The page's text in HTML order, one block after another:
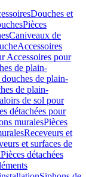
Douches et
Pièces
Caniveaux de
Accessoires
Accessoires pour
de plain-
de plain-
de plain-
de sol pour
détachées pour
muralesPièces
Receveurs et
et surfaces de
Pièces détachées